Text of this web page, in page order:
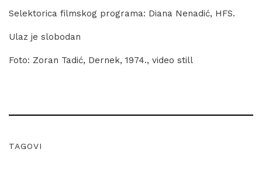
Selektorica filmskog programa: Diana Nenadić, HFS.
Ulaz je slobodan
Foto: Zoran Tadić, Dernek, 1974., video still
TAGOVI